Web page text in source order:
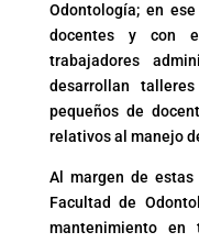
Odontología; en
docentes y con
trabajadores
desarrollan
pequeños de
relativos al manejo
Al margen de
Facultad de
mantenimiento en